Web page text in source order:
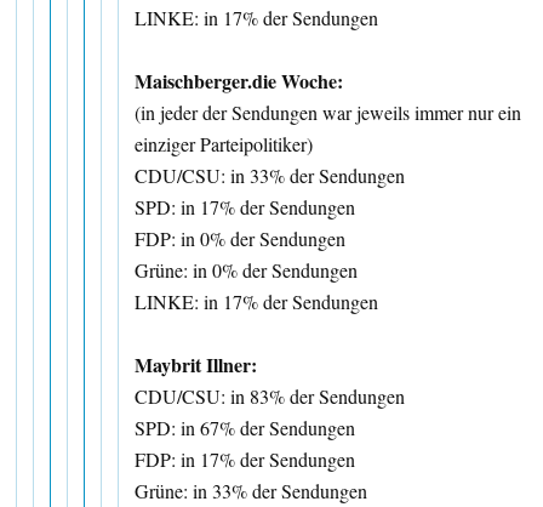
LINKE: in 17% der Sendungen
Maischberger.die Woche:
(in jeder der Sendungen war jeweils immer nur ein
einziger Parteipolitiker)
CDU/CSU: in 33% der Sendungen
SPD: in 17% der Sendungen
FDP: in 0% der Sendungen
Grüne: in 0% der Sendungen
LINKE: in 17% der Sendungen
Maybrit Illner:
CDU/CSU: in 83% der Sendungen
SPD: in 67% der Sendungen
FDP: in 17% der Sendungen
Grüne: in 33% der Sendungen